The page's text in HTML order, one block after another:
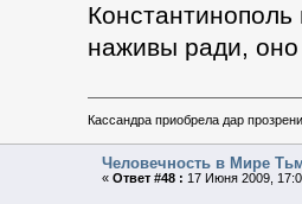
наживы ради,
Кассандра приобрела дар
Человечность в Мире
«Ответ #48 : 17 Июня 2009,